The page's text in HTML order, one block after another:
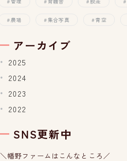
農場 集合写真 青空
アーカイブ
2025
2024
2023
2022
SNS更新中
＼幡野ファームはこんなところ／